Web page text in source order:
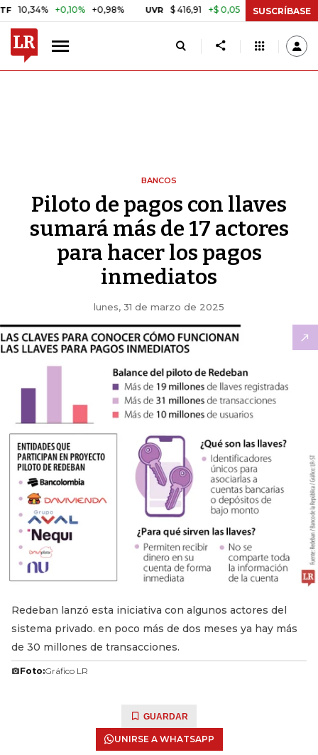
+0,10% +0,98% UVR $ 416,91 +$ 0,05 +0,01% BITCOIN
SUSCRÍBASE
BANCOS
Piloto de pagos con llaves
sumará más de 17 actores
para hacer los pagos
inmediatos
lunes, 31 de marzo de 2025
Redeban lanzó esta iniciativa con algunos actores del
sistema privado. en poco más de dos meses ya hay más
de 30 millones de transacciones.
Foto:Gráfico LR
GUARDAR
UNIRSE A WHATSAPP